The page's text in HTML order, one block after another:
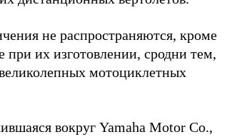
не распространяются, кроме
при их изготовлении, сродни тем,
мотоциклетных
вокруг Yamaha Motor Co.,